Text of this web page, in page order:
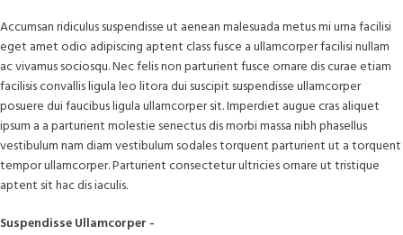
Accumsan ridiculus suspendisse ut aenean malesuada metus mi urna facilisi
eget amet odio adipiscing aptent class fusce a ullamcorper facilisi nullam
ac vivamus sociosqu. Nec felis non parturient fusce ornare dis curae etiam
facilisis convallis ligula leo litora dui suscipit suspendisse ullamcorper
posuere dui faucibus ligula ullamcorper sit. Imperdiet augue cras aliquet
ipsum a a parturient molestie senectus dis morbi massa nibh phasellus
vestibulum nam diam vestibulum sodales torquent parturient ut a torquent
tempor ullamcorper. Parturient consectetur ultricies ornare ut tristique
aptent sit hac dis iaculis.
Suspendisse Ullamcorper -